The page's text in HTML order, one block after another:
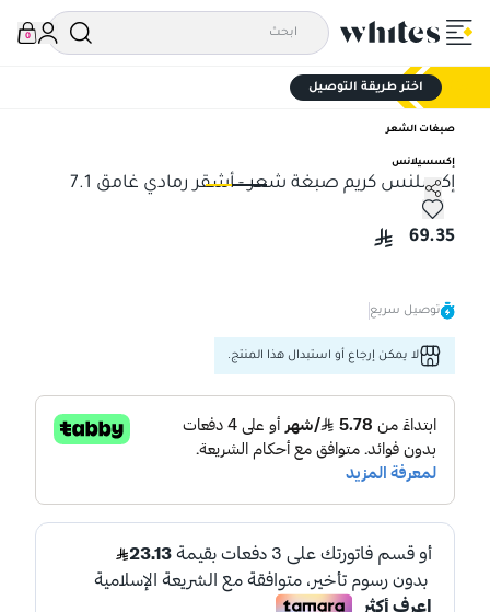
0
اختر طريقة التوصيل
صبغات الشعر
إكسسيلانس
إكسلنس كريم صبغة شعر - أشقر رمادي غامق 7.1
إكسلنس كريم صبغة شعر - أشقر رمادي غامق 7.1
69.35
توصيل سريع
لا يمكن إرجاع أو استبدال هذا المنتج.